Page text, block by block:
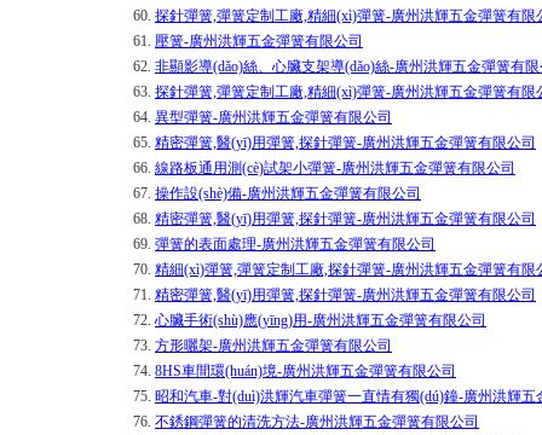
60. 探針彈簧,彈簧定制工廠,精細(xì)彈簧-廣州洪輝五金彈簧有限
61. 壓簧-廣州洪輝五金彈簧有限公司
62. 非顯影導(dǎo)絲、心臟支架導(dǎo)絲-廣州洪輝五金彈簧有
63. 探針彈簧,彈簧定制工廠,精細(xì)彈簧-廣州洪輝五金彈簧有限
64. 異型彈簧-廣州洪輝五金彈簧有限公司
65. 精密彈簧,醫(yī)用彈簧,探針彈簧-廣州洪輝五金彈簧有限公司
66. 線路板通用測(cè)試架小彈簧-廣州洪輝五金彈簧有限公司
67. 操作設(shè)備-廣州洪輝五金彈簧有限公司
68. 精密彈簧,醫(yī)用彈簧,探針彈簧-廣州洪輝五金彈簧有限公司
69. 彈簧的表面處理-廣州洪輝五金彈簧有限公司
70. 精細(xì)彈簧,彈簧定制工廠,探針彈簧-廣州洪輝五金彈簧有限
71. 精密彈簧,醫(yī)用彈簧,探針彈簧-廣州洪輝五金彈簧有限公司
72. 心臟手術(shù)應(yīng)用-廣州洪輝五金彈簧有限公司
73. 方形曬架-廣州洪輝五金彈簧有限公司
74. 8HS車間環(huán)境-廣州洪輝五金彈簧有限公司
75. 昭和汽車-對(duì)洪輝汽車彈簧一直情有獨(dú)鐘-廣州洪輝五
76. 不銹鋼彈簧的清洗方法-廣州洪輝五金彈簧有限公司